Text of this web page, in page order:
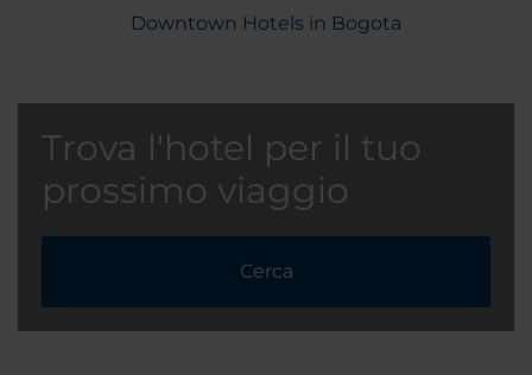
Downtown Hotels in Bogota
Trova l'hotel per il tuo
prossimo viaggio
Cerca